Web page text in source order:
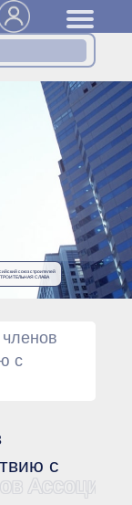
Ассоциации
собрание членов
директор
органы
комитет
комитет
управления
Правления
документы
во
документы
союз строителей
СЛАВА
с
с